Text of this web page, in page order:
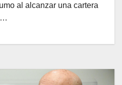
al alcanzar una cartera